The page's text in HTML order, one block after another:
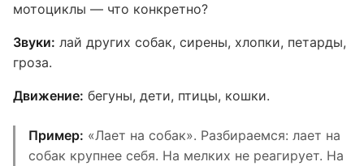
мотоциклы — что конкретно?
Звуки: лай других собак, сирены, хлопки, петарды,
гроза.
Движение: бегуны, дети, птицы, кошки.
Пример: «Лает на собак». Разбираемся: лает на
собак крупнее себя. На мелких не реагирует. На